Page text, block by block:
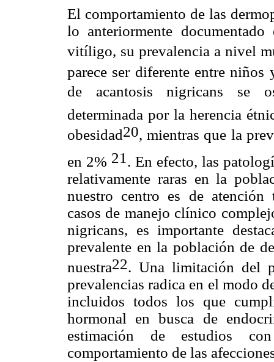
El comportamiento de las
lo anteriormente
vitíligo, su prevalencia a nivel
parece ser diferente entre niños
de acantosis nigricans se
determinada por la herencia
obesidad20, mientras que la
en 2% 21 . En efecto, las
relativamente raras en la
nuestro centro es de atención
casos de manejo clínico
nigricans, es importante
prevalente en la población de
nuestra22. Una limitación del
prevalencias radica en el modo
incluidos todos los que
hormonal en busca de
estimación de estudios
comportamiento de las